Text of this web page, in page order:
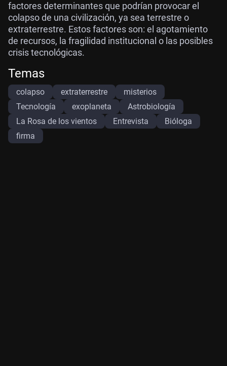
factores determinantes que podrían provocar el
colapso de una civilización, ya sea terrestre o
extraterrestre. Estos factores son: el agotamiento
de recursos, la fragilidad institucional o las posibles
crisis tecnológicas.
Temas
colapso extraterrestre
misterios
Tecnología
exoplaneta
Astrobiología
La Rosa de los vientos
Entrevista
Bióloga
firma